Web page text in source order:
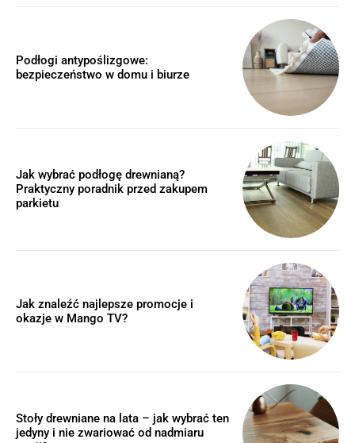
Podłogi antypoślizgowe:
bezpieczeństwo w domu i biurze
Jak wybrać podłogę drewnianą?
Praktyczny poradnik przed zakupem
parkietu
Jak znaleźć najlepsze promocje i
okazje w Mango TV?
Stoły drewniane na lata – jak wybrać ten
jedyny i nie zwariować od nadmiaru